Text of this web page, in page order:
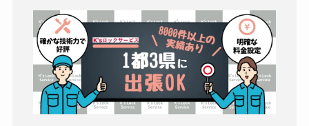
バイクカギ作成 13,200円～(税込)
スーツケースカギ開け 8,800円～(税込)
スーツケースカギ作成 別途お見積り
金庫カギ開け 8,800円～(税込)
金庫カギ修理 別途お見積り